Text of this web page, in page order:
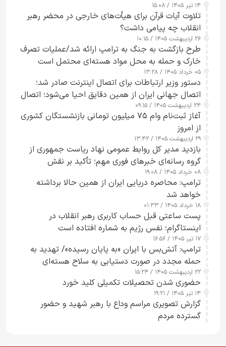
۱۴ تیر ۱۴۰۵ / ۱۵:۰۸
تلاوت آیات قرآن برای هیأت‌های خارجی در محضر رهبر
انقلاب چه پیامی داشت؟
۲۶ اردیبهشت ۱۴۰۵ / ۱۰:۱۵
طرح‌ بازگشت به جنگ به ترامپ ارائه شد/عملیات تصرف
خارک و حمله به محل مواد هسته‌ای محتمل است
۰۵ خرداد ۱۴۰۵ / ۱۳:۲۸
دستور وزیر ارتباطات برای اتصال اینترنت صادر شد؛
اتصال جهانی ایران از همین دقایق احیا می‌شود؛ اتصال
کامل مردم تا ۲۴ ساعت آینده
۲۴ اردیبهشت ۱۴۰۵ / ۰۹:۱۵
آغاز ثبت‌نام وام ۷۵ میلیون تومانی بازنشستگان کشوری
از امروز
۲۹ اردیبهشت ۱۴۰۵ / ۱۳:۴۲
بازدید مدیر کل روابط عمومی نهاد ریاست جمهوری از
گروه رسانه‌ای خبرهای فوری مهم؛ تأکید بر نقش
رسانه‌های هوشمند و مسئول در ارتقای آگاهی عمومی
۰۸ خرداد ۱۴۰۵ / ۱۹:۰۸
ترامپ: محاصره دریایی ایران از همین حالا برداشته
خواهد شد
۱۸ خرداد ۱۴۰۵ / ۰۱:۳۳
پست ساعتی قبل حساب کاربری رهبر انقلاب در
اینستاگرام؛ نفس رژیم به شماره افتاده است​
۱۷ تیر ۱۴۰۵ / ۱۶:۵۶
ترامپ: آتش‌بس با ایران «به پایان رسیده»/ تهدید به
حمله مجدد در صورت دستیابی به سلاح هسته‌ای
۲۲ اردیبهشت ۱۴۰۵ / ۱۵:۲۴
حضوری شدن تحصیلات تکمیلی کلید خورد
۱۴ تیر ۱۴۰۵ / ۱۹:۲۱
گزارش تصویری مراسم وداع با رهبر شهید و حضور
گسترده مردم